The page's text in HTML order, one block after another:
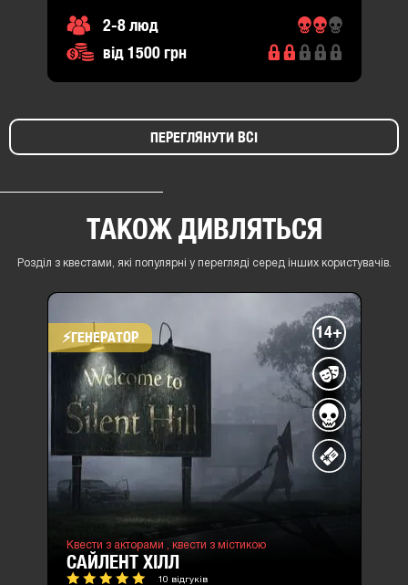
2-8 люд
від 1500 грн
ПЕРЕГЛЯНУТИ ВСІ
ТАКОЖ ДИВЛЯТЬСЯ
Розділ з квестами, які популярні у перегляді серед інших користувачів.
⚡​ГЕНЕРАТОР 14+
Квести з акторами , квести з містикою
САЙЛЕНТ ХІЛЛ
10 відгуків